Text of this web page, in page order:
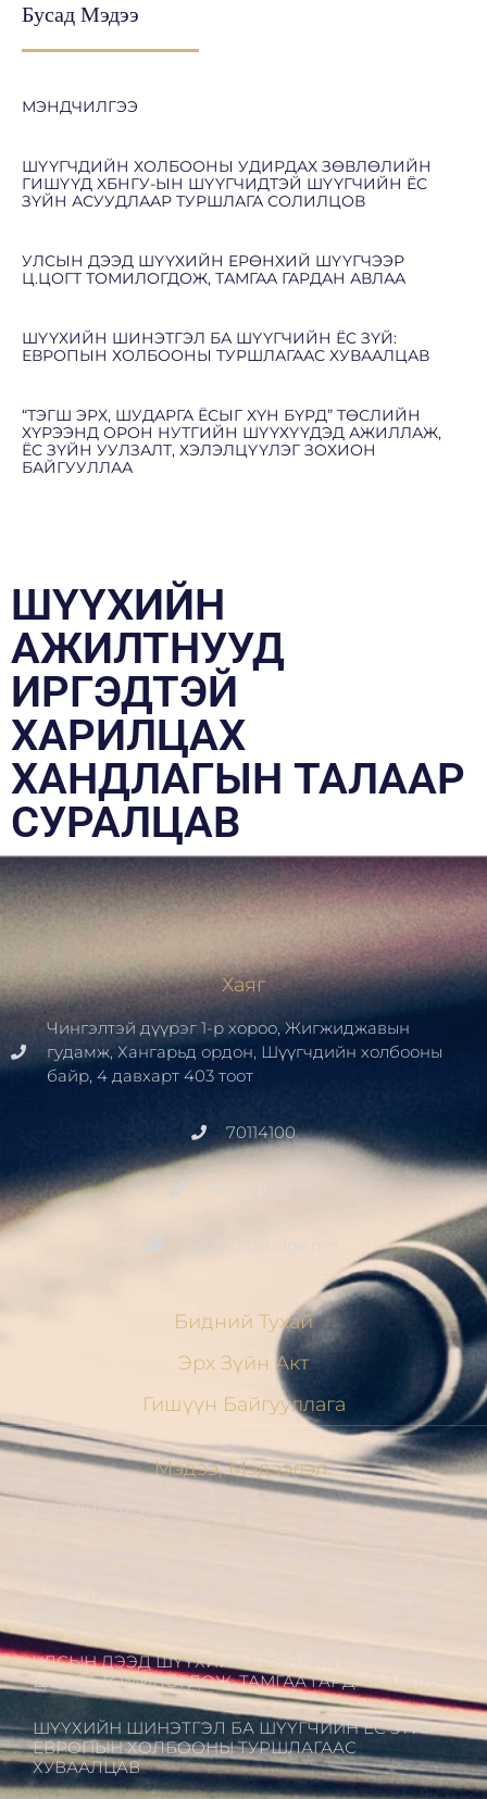
Бусад Мэдээ
МЭНДЧИЛГЭЭ
ШҮҮГЧДИЙН ХОЛБООНЫ УДИРДАХ ЗӨВЛӨЛИЙН
ГИШҮҮД ХБНГУ-ЫН ШҮҮГЧИДТЭЙ ШҮҮГЧИЙН ЁС
ЗҮЙН АСУУДЛААР ТУРШЛАГА СОЛИЛЦОВ
УЛСЫН ДЭЭД ШҮҮХИЙН ЕРӨНХИЙ ШҮҮГЧЭЭР
Ц.ЦОГТ ТОМИЛОГДОЖ, ТАМГАА ГАРДАН АВЛАА
ШҮҮХИЙН ШИНЭТГЭЛ БА ШҮҮГЧИЙН ЁС ЗҮЙ:
ЕВРОПЫН ХОЛБООНЫ ТУРШЛАГААС ХУВААЛЦАВ
“ТЭГШ ЭРХ, ШУДАРГА ЁСЫГ ХҮН БҮРД” ТӨСЛИЙН
ХҮРЭЭНД ОРОН НУТГИЙН ШҮҮХҮҮДЭД АЖИЛЛАЖ,
ЁС ЗҮЙН УУЛЗАЛТ, ХЭЛЭЛЦҮҮЛЭГ ЗОХИОН
БАЙГУУЛЛАА
ШҮҮХИЙН
АЖИЛТНУУД
ИРГЭДТЭЙ
ХАРИЛЦАХ
ХАНДЛАГЫН ТАЛААР
СУРАЛЦАВ
Хаяг
Чингэлтэй дүүрэг 1-р хороо, Жигжиджавын
гудамж, Хангарьд ордон, Шүүгчдийн холбооны
байр, 4 давхарт 403 тоот
70114100
contact@judge.mn
Бидний Тухай
Эрх Зүйн Акт
Гишүүн Байгууллага
Мэдээ, Мэдээлэл
МЭНДЧИЛГЭЭ
ШҮҮГЧДИЙН ХОЛБООНЫ УДИРДАХ
СОЛИЛЦОВ
УЛСЫН ДЭЭД ШҮҮХИЙН ЕРӨНХИЙ ШҮҮГЧЭЭР
Ц.ЦОГТ ТОМИЛОГДОЖ, ТАМГАА ГАРДАН АВЛАА
ШҮҮХИЙН ШИНЭТГЭЛ БА ШҮҮГЧИЙН ЁС ЗҮЙ:
ЕВРОПЫН ХОЛБООНЫ ТУРШЛАГААС
ХУВААЛЦАВ